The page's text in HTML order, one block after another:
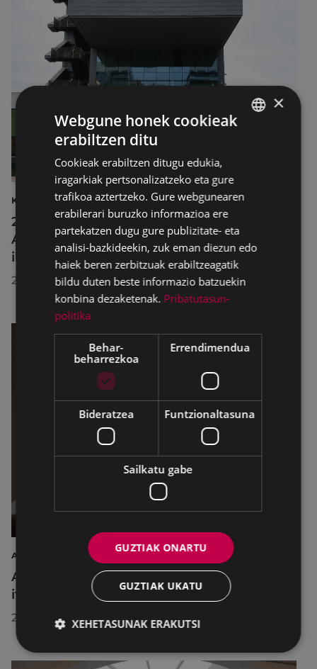
KULTURA
2026ko Delta Cultura Saria jaso du
Armagintzaren Museoak, izandako
ibilbideagatik
2026/07/23
AIRE LIBREKO ZINEMA
Aire libreko abuztuko zinema Untzagara
itzuliko da lau proiekziorekin
2026/07/22
×
Webgune honek cookieak
erabiltzen ditu
Cookieak erabiltzen ditugu edukia,
iragarkiak pertsonalizatzeko eta gure
trafikoa aztertzeko. Gure webgunearen
erabilerari buruzko informazioa ere
partekatzen dugu gure publizitate- eta
analisi-bazkideekin, zuk eman diezun edo
haiek beren zerbitzuak erabiltzeagatik
bildu duten beste informazio batzuekin
konbina dezaketenak. Pribatutasun-
politika
Behar-
beharrezkoa
Errendimendua
Bideratzea Funtzionaltasuna
Sailkatu gabe
GUZTIAK ONARTU
GUZTIAK UKATU
XEHETASUNAK ERAKUTSI